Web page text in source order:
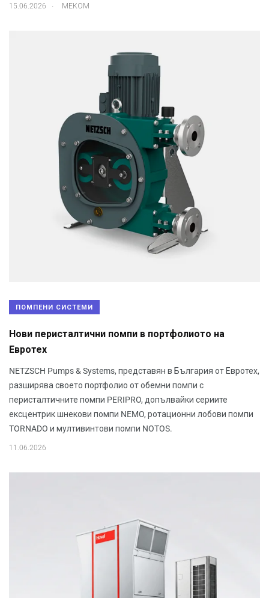
15.06.2026 . МЕКОМ
ПОМПЕНИ СИСТЕМИ
Нови перисталтични помпи в портфолиото на
Евротех
NETZSCH Pumps & Systems, представян в България от Евротех,
разширява своето портфолио от обемни помпи с
перисталтичните помпи PERIPRO, допълвайки сериите
ексцентрик шнекови помпи NEMO, ротационни лобови помпи
TORNADO и мултивинтови помпи NOTOS.
11.06.2026